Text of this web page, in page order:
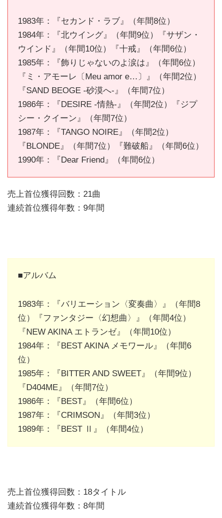
1983年：『セカンド・ラブ』（年間8位）
1984年：『北ウイング』（年間9位）『サザン・
ウインド』（年間10位）『十戒』（年間6位）
1985年：『飾りじゃないのよ涙は』（年間6位）
『ミ・アモーレ〔Meu amor e…〕』（年間2位）
『SAND BEOGE -砂漠へ-』（年間7位）
1986年：『DESIRE -情熱-』（年間2位）『ジプ
シー・クイーン』（年間7位）
1987年：『TANGO NOIRE』（年間2位）
『BLONDE』（年間7位）『難破船』（年間6位）
1990年：『Dear Friend』（年間6位）
売上首位獲得回数：21曲
連続首位獲得年数：9年間
■アルバム
1983年：『バリエーション〈変奏曲〉』（年間8
位）『ファンタジー〈幻想曲〉』（年間4位）
『NEW AKINA エトランゼ』（年間10位）
1984年：『BEST AKINA メモワール』（年間6
位）
1985年：『BITTER AND SWEET』（年間9位）
『D404ME』（年間7位）
1986年：『BEST』（年間6位）
1987年：『CRIMSON』（年間3位）
1989年：『BEST Ⅱ』（年間4位）
売上首位獲得回数：18タイトル
連続首位獲得年数：8年間